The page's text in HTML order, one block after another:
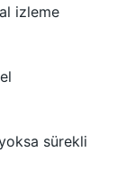
izleme
sürekli